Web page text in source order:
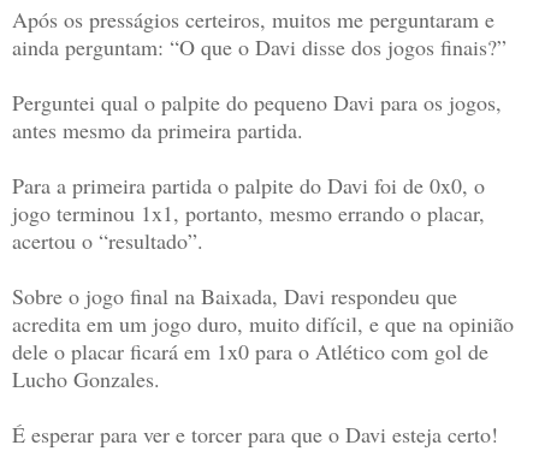
Após os presságios certeiros, muitos me perguntaram e
ainda perguntam: “O que o Davi disse dos jogos finais?”
Perguntei qual o palpite do pequeno Davi para os jogos,
antes mesmo da primeira partida.
Para a primeira partida o palpite do Davi foi de 0x0, o
jogo terminou 1x1, portanto, mesmo errando o placar,
acertou o “resultado”.
Sobre o jogo final na Baixada, Davi respondeu que
acredita em um jogo duro, muito difícil, e que na opinião
dele o placar ficará em 1x0 para o Atlético com gol de
Lucho Gonzales.
É esperar para ver e torcer para que o Davi esteja certo!